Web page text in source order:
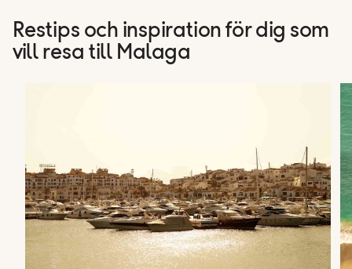
Restips och inspiration för dig som
vill resa till Malaga